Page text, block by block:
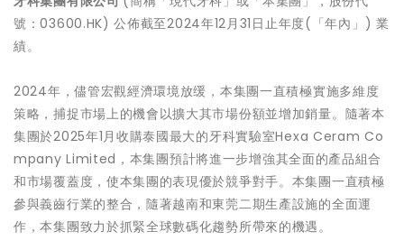
號：03600.HK) 公佈截至2024年12月31日止年度(「年內」) 業
績。
2024年，儘管宏觀經濟環境放缓，本集團一直積極實施多維度
策略，捕捉市場上的機會以擴大其市場份額並增加銷量。隨著本
集團於2025年1月收購泰國最大的牙科實驗室Hexa Ceram Co
mpany Limited，本集團預計將進一步增強其全面的產品組合
和市場覆蓋度，使本集團的表現優於競爭對手。本集團一直積極
參與義齒行業的整合，隨著越南和東莞二期生產設施的全面運
作，本集團致力於抓緊全球數碼化趨勢所帶來的機遇。